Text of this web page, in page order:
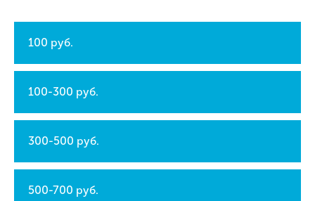
100 руб.
100-300 руб.
300-500 руб.
500-700 руб.